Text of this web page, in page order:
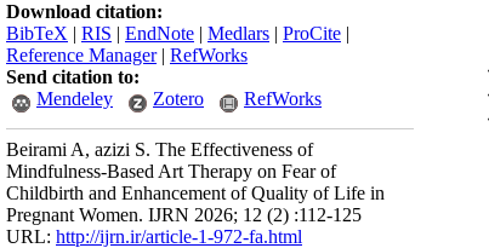
Download citation:
BibTeX | RIS | EndNote | Medlars | ProCite |
Reference Manager| RefWorks
Send citation to:
Mendeley
Zotero RefWorks
Beirami A, azizi S. The Effectiveness of
Mindfulness-Based Art Therapy on Fear of
Childbirth and Enhancement of Quality of Life in
Pregnant Women. IJRN 2026; 12 (2) :112-125
URL: http://ijrn.ir/article-1-972-fa.html